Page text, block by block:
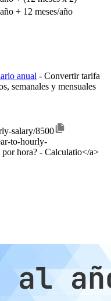
÷ 12 meses/año
anual - Convertir tarifa
semanales y mensuales
salary/8500
to-hourly-
hora? - Calculatio</a>